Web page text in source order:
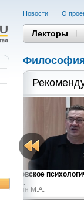
Новости О
Лекторы
Московское
и его...
Маслин М.А.